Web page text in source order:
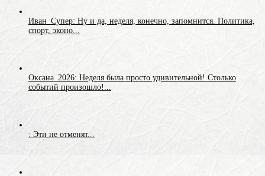
Иван_Супер: Ну и да, неделя, конечно, запомнится. Политика,
спорт, эконо...
Оксана_2026: Неделя была просто удивительной! Столько
событий произошло!...
: Эти не отменят...